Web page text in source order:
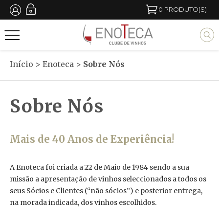
principal
0 PRODUTO(S)
M
l
Início > Enoteca > Sobre Nós
Sobre Nós
Mais de 40 Anos de Experiência!
A Enoteca foi criada a 22 de Maio de 1984 sendo a sua
missão a apresentação de vinhos seleccionados a todos os
seus Sócios e Clientes (“não sócios”) e posterior entrega,
na morada indicada, dos vinhos escolhidos.